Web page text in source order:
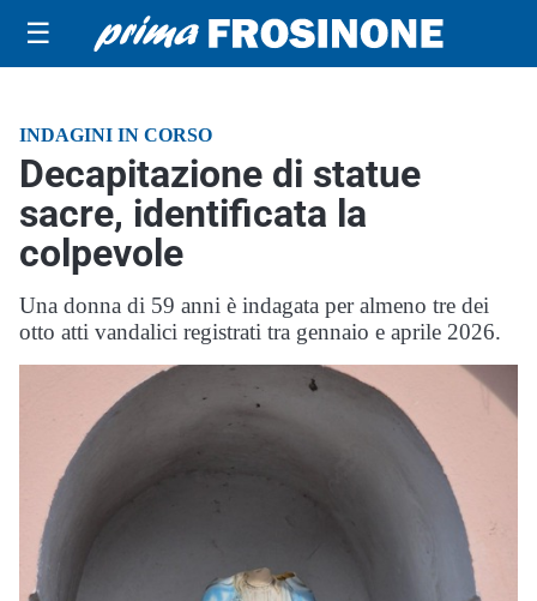
☰
INDAGINI IN CORSO
Decapitazione di statue
sacre, identificata la
colpevole
Una donna di 59 anni è indagata per almeno tre dei
otto atti vandalici registrati tra gennaio e aprile 2026.